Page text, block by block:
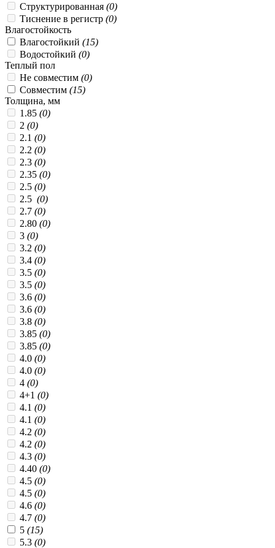
Структурированная (0)
Тиснение в регистр (0)
Влагостойкость
Влагостойкий (15)
Водостойкий (0)
Теплый пол
Не совместим (0)
Совместим (15)
Толщина, мм
1.85 (0)
2 (0)
2.1 (0)
2.2 (0)
2.3 (0)
2.35 (0)
2.5 (0)
2.5 (0)
2.7 (0)
2.80 (0)
3 (0)
3.2 (0)
3.4 (0)
3.5 (0)
3.5 (0)
3.6 (0)
3.6 (0)
3.8 (0)
3.85 (0)
3.85 (0)
4.0 (0)
4.0 (0)
4 (0)
4+1 (0)
4.1 (0)
4.1 (0)
4.2 (0)
4.2 (0)
4.3 (0)
4.40 (0)
4.5 (0)
4.5 (0)
4.6 (0)
4.7 (0)
5 (15)
5.3 (0)